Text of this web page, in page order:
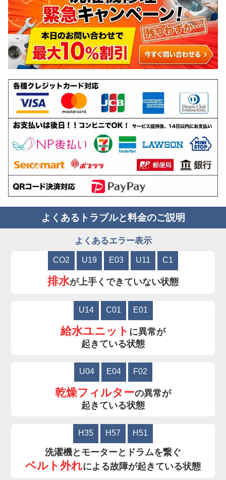
よくあるトラブルと料金のご説明
よくあるエラー表示
CO2 U19 E03 U11 C1
排水が上手くできていない状態
U14 C01 E01
給水ユニット に異常が
起きている状態
U04 E04 F02
乾燥フィルターの異常が
起きている状態
H35 H57 H51
洗濯機とモーターとドラムを繋ぐ
ベルト外れによる故障が起きている状態